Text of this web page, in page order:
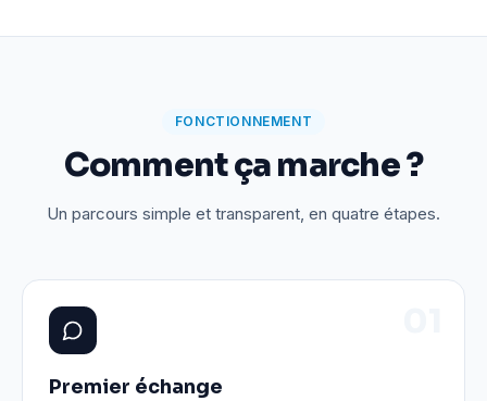
FONCTIONNEMENT
Comment ça marche ?
Un parcours simple et transparent, en quatre étapes.
Premier échange